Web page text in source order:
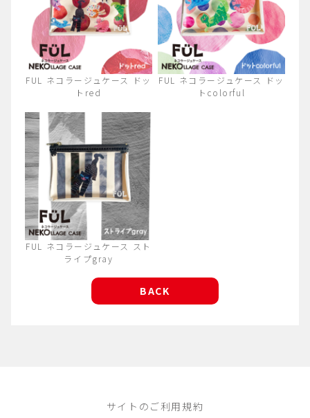
FUL ネコラージュケース ドッ
トred
FUL ネコラージュケース ドッ
トcolorful
FUL ネコラージュケース スト
ライプgray
BACK
サイトのご利用規約